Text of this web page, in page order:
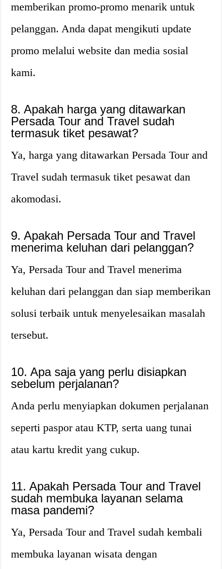
memberikan promo-promo menarik untuk
pelanggan. Anda dapat mengikuti update
promo melalui website dan media sosial
kami.
8. Apakah harga yang ditawarkan
Persada Tour and Travel sudah
termasuk tiket pesawat?
Ya, harga yang ditawarkan Persada Tour and
Travel sudah termasuk tiket pesawat dan
akomodasi.
9. Apakah Persada Tour and Travel
menerima keluhan dari pelanggan?
Ya, Persada Tour and Travel menerima
keluhan dari pelanggan dan siap memberikan
solusi terbaik untuk menyelesaikan masalah
tersebut.
10. Apa saja yang perlu disiapkan
sebelum perjalanan?
Anda perlu menyiapkan dokumen perjalanan
seperti paspor atau KTP, serta uang tunai
atau kartu kredit yang cukup.
11. Apakah Persada Tour and Travel
sudah membuka layanan selama
masa pandemi?
Ya, Persada Tour and Travel sudah kembali
membuka layanan wisata dengan